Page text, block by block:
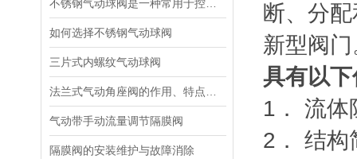
如何选择不锈钢气动球阀
三片式内螺纹气动球阀
气动带手动流量调节隔膜阀
隔膜阀的安装维护与故障消除
断、分
新型阀
具有以
1． 流体
2． 结构